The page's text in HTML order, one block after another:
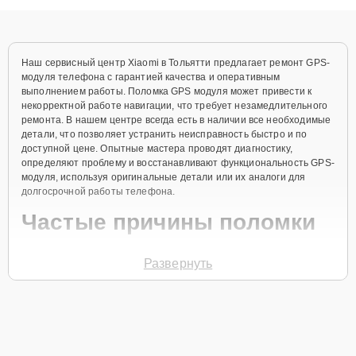
Наш сервисный центр Xiaomi в Тольятти предлагает ремонт GPS-
модуля телефона с гарантией качества и оперативным
выполнением работы. Поломка GPS модуля может привести к
некорректной работе навигации, что требует незамедлительного
ремонта. В нашем центре всегда есть в наличии все необходимые
детали, что позволяет устранить неисправность быстро и по
доступной цене. Опытные мастера проводят диагностику,
определяют проблему и восстанавливают функциональность GPS-
модуля, используя оригинальные детали или их аналоги для
долгосрочной работы телефона.
Частые причины поломки
Механические повреждения при падении
Развернуть